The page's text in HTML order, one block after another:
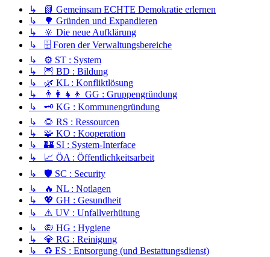
↳ 📗 Gemeinsam ECHTE Demokratie erlernen
↳ 🌳 Gründen und Expandieren
↳ 🔆 Die neue Aufklärung
↳ 🗄️ Foren der Verwaltungsbereiche
↳ ⚙️ ST : System
↳ 🦉 BD : Bildung
↳ 🌿 KL : Konfliktlösung
↳ 👨‍👩‍👧‍👦 GG : Gruppengründung
↳ 🗝️ KG : Kommunengründung
↳ 🌻 RS : Ressourcen
↳ 🧩 KO : Kooperation
↳ 🏰 SI : System-Interface
↳ 📈 ÖA : Öffentlichkeitsarbeit
↳ 🛡️ SC : Security
↳ 🔥 NL : Notlagen
↳ 💖 GH : Gesundheit
↳ ⚠️ UV : Unfallverhütung
↳ 🦠 HG : Hygiene
↳ 💎 RG : Reinigung
↳ ♻️ ES : Entsorgung (und Bestattungsdienst)